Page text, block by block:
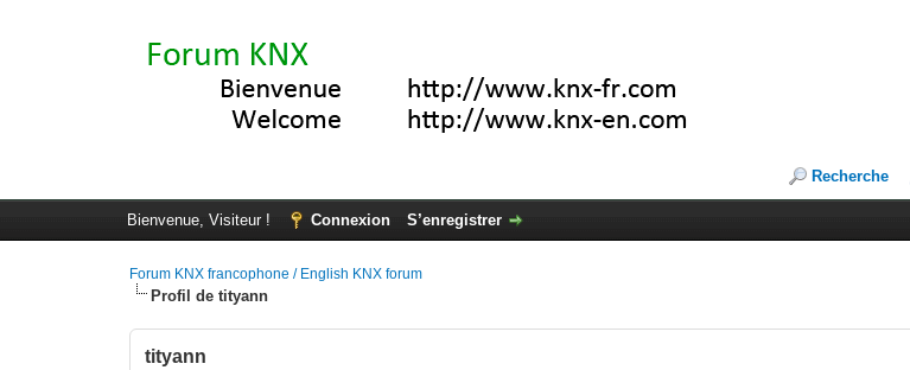
Recherche
Bienvenue, Visiteur ! Connexion S’enregistrer
Forum KNX francophone / English KNX forum
Profil de tityann
tityann